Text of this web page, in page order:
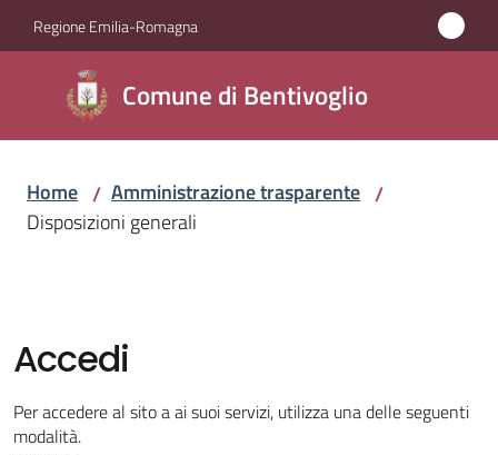
Vai al contenuto
Vai alla navigazione
Vai al footer
Regione Emilia-Romagna
Comune di Bentivoglio
Comune di
Bentivoglio
Amministrazione
Menu selezionato
Bentivoglio
Home / Amministrazione trasparente /
Disposizioni generali
Accedi
Per accedere al sito a ai suoi servizi, utilizza una delle seguenti
modalità.